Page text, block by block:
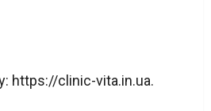
https://clinic-vita.in.ua.